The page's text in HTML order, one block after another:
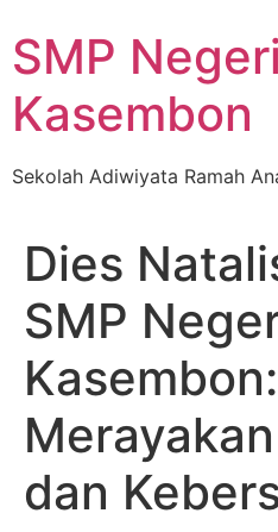
to
content
SMP
Kasembon
Sekolah Adiwiyata Ramah
Dies
SMP
Kasembon:
dan